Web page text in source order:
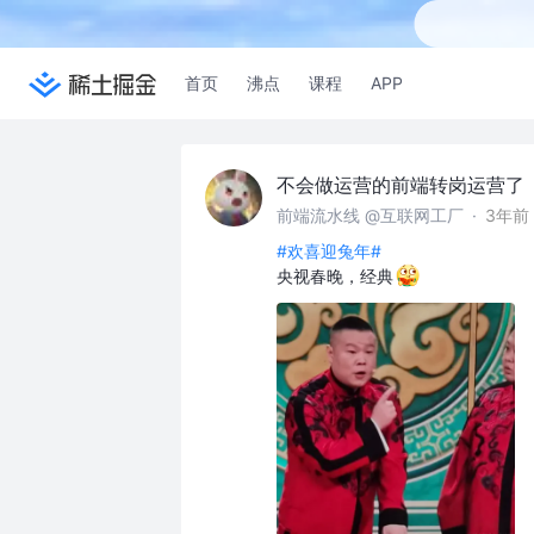
首页 沸点 课程 APP
不会做运营的前端转岗运营了
前端流水线 @互联网工厂 · 3年前
#欢喜迎兔年#
央视春晚，经典